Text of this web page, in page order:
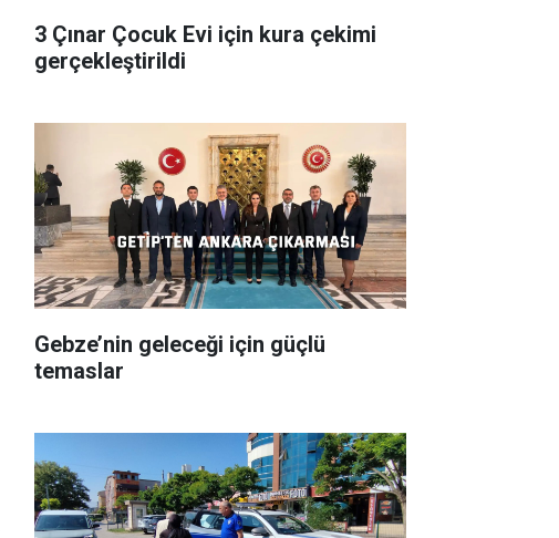
3 Çınar Çocuk Evi için kura çekimi
gerçekleştirildi
Gebze’nin geleceği için güçlü
temaslar